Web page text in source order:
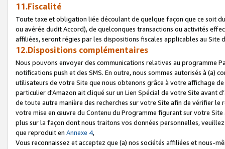
11.Fiscalité
Toute taxe et obligation liée découlant de quelque façon que ce soit
ou avérée dudit Accord), de quelconques transactions ou activités
affiliées, seront régies par les dispositions fiscales applicables au Site
12.Dispositions complémentaires
Nous pouvons envoyer des communications relatives au programme
notifications push et des SMS. En outre, nous sommes autorisés à
utilisateurs de votre Site que nous obtenons grâce à votre affichage
particulier d'Amazon ait cliqué sur un Lien Spécial de votre Site avant
de toute autre manière des recherches sur votre Site afin de vérifier
votre mise en œuvre du Contenu du Programme figurant sur votre
plus sur la façon dont nous traitons vos données personnelles,
que reproduit en Annexe 4,
Vous reconnaissez et acceptez que (a) nos sociétés affiliées et nous-